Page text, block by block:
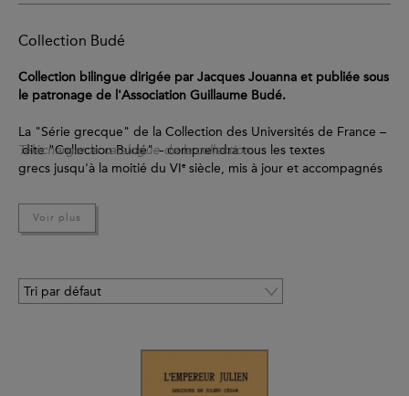
Collection Budé
Collection bilingue dirigée par Jacques Jouanna et publiée sous
le patronage de l'Association Guillaume Budé.
La "Série grecque" de la Collection des Universités de France –
dite "Collection Budé" – comprendra tous les textes
grecs jusqu'à la moitié du VIe siècle, mis à jour et accompagnés
de notes et d'un apparat critique.
plus importants et constituent de véritables éditions critiques.
Ils comportent un apparat critique bref, dépourvu de
qu'il a sous les yeux et celle des variantes écartées par l'éditeur.
Les traductions s'efforcent d'être à la fois exactes et littéraires.
Télécharger le catalogue de la collection
Voir plus